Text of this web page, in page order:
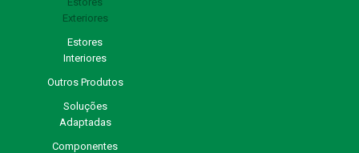
Exteriores
Estores
Interiores
Outros Produtos
Soluções
Adaptadas
Componentes